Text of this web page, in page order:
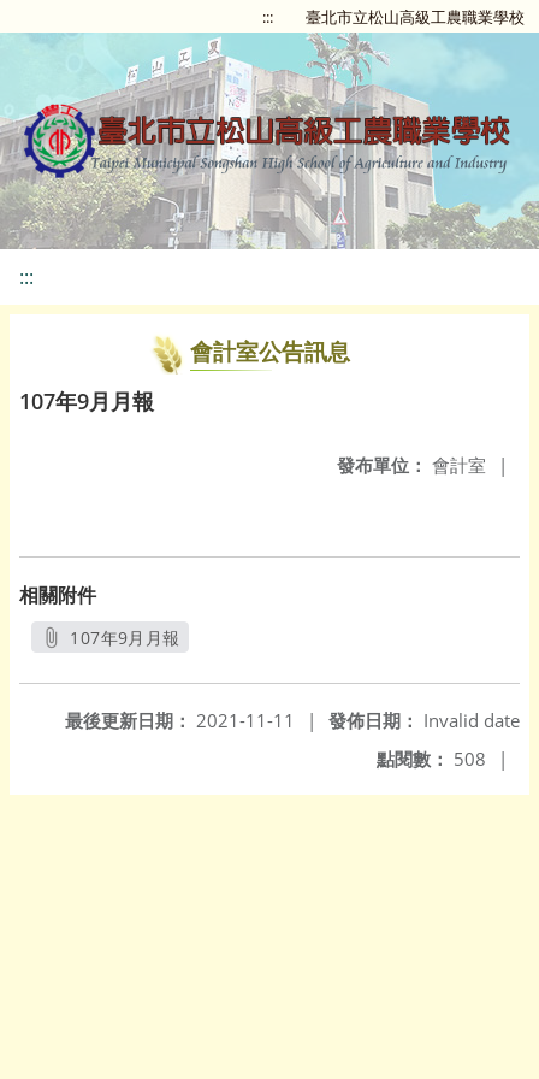
::: 臺北市立松山高級工農職業學校
:::
會計室公告訊息
107年9月月報
發布單位： 會計室 |
相關附件
107年9月月報
發佈日期： Invalid date
最後更新日期： 2021-11-11
|
點閱數： 508 |